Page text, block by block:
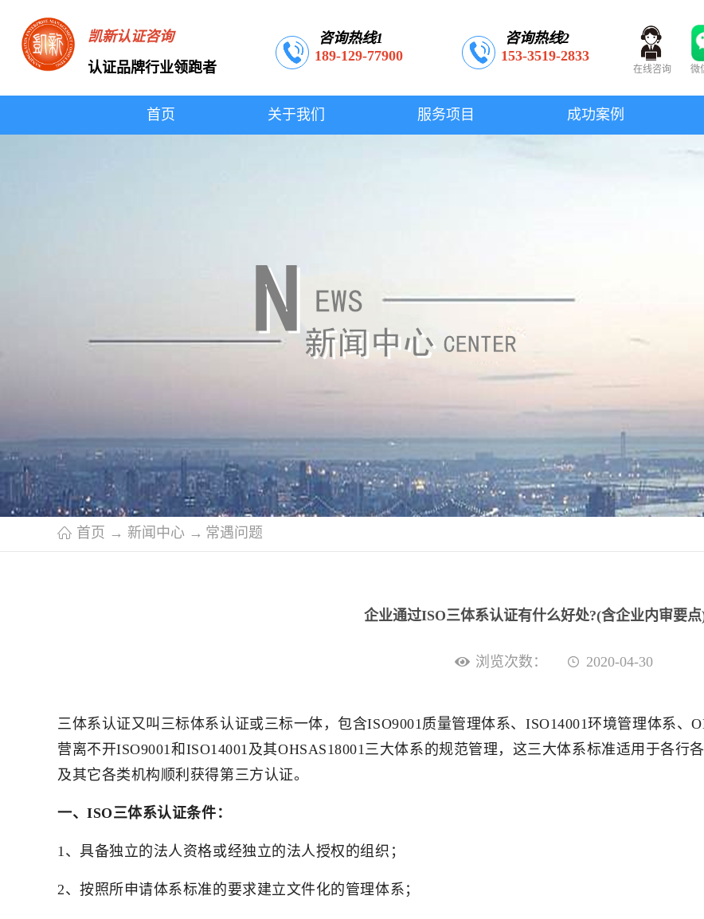
凯新认证咨询
认证品牌行业领跑者
咨询热线1
189-129-77900
咨询热线2
153-3519-2833
在线咨询 微
首页 关于我们 服务项目 成功案例
首页 → 新闻中心 → 常遇问题
企业通过ISO三体系认证有什么好处?(含企业内审要
浏览次数： 2020-04-30
三体系认证又叫三标体系认证或三标一体，包含ISO9001质量管理体系、ISO14001环境管理体系、
营离不开ISO9001和ISO14001及其OHSAS18001三大体系的规范管理，这三大体系标准适用于各行
及其它各类机构顺利获得第三方认证。
一、ISO三体系认证条件：
1、具备独立的法人资格或经独立的法人授权的组织；
2、按照所申请体系标准的要求建立文件化的管理体系；